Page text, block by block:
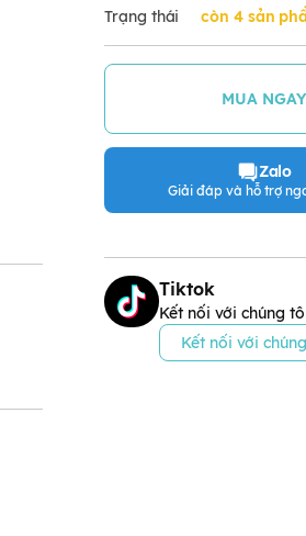
Trạng thái còn 4 sản
MUA NGAY
Zalo
Giải đáp và hỗ trợ
Tiktok
Kết nối với chúng
Kết nối với